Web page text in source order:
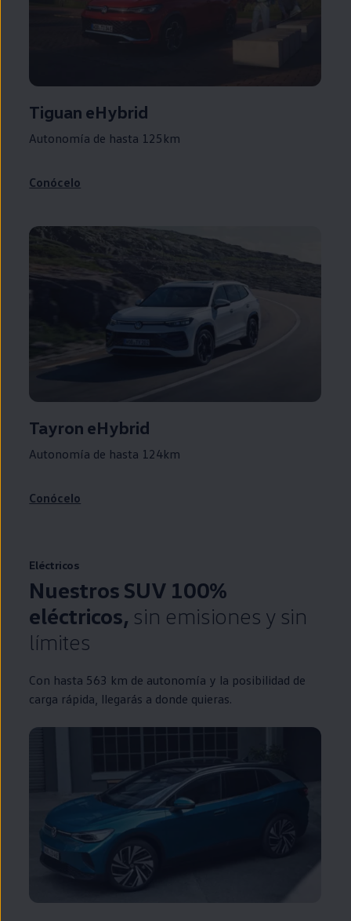
Tiguan eHybrid
Autonomía de hasta 125km
Conócelo
Tayron eHybrid
Autonomía de hasta 124km
Conócelo
Eléctricos
Nuestros SUV 100%
eléctricos, sin emisiones y sin
límites
Con hasta 563 km de autonomía y la posibilidad de
carga rápida, llegarás a donde quieras.